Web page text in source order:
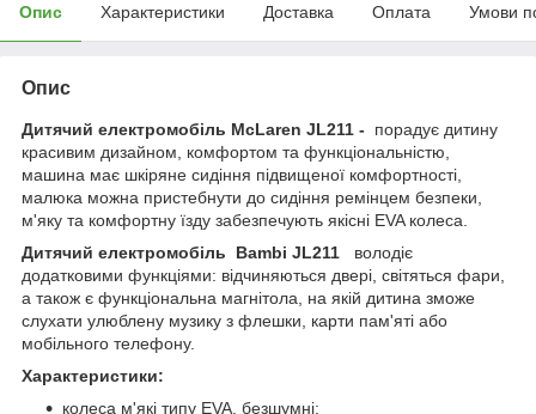
Опис Характеристики Доставка Оплата Умови
Опис
Дитячий електромобіль McLaren JL211 - порадує дитину
красивим дизайном, комфортом та функціональністю,
машина має шкіряне сидіння підвищеної комфортності,
малюка можна пристебнути до сидіння ремінцем безпеки,
м'яку та комфортну їзду забезпечують якісні EVA колеса.
Дитячий електромобіль
Bambi JL211 володіє
додатковими функціями: відчиняються двері, світяться фари,
а також є функціональна магнітола, на якій дитина зможе
слухати улюблену музику з флешки, карти пам'яті або
мобільного телефону.
Характеристики:
колеса м'які типу EVA, безшумні;